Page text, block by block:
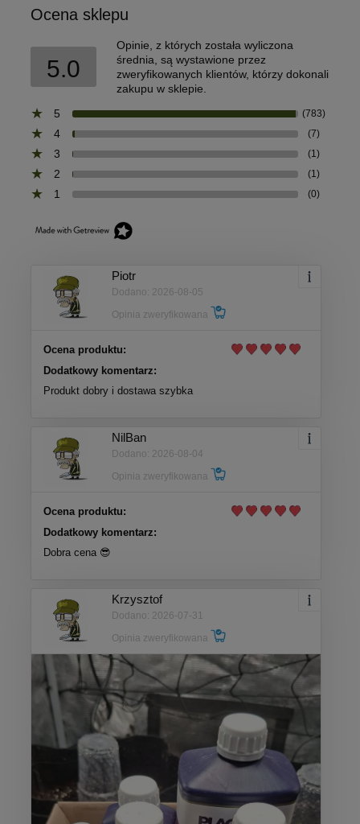
Ocena sklepu
5.0
Opinie, z których została wyliczona
średnia, są wystawione przez
zweryfikowanych klientów, którzy dokonali
zakupu w sklepie.
5
(783)
4 (7)
3 (1)
2 (1)
1 (0)
Piotr
Dodano: 2026-08-05
Opinia zweryfikowana
Ocena produktu:
Dodatkowy komentarz:
Produkt dobry i dostawa szybka
NilBan
Dodano: 2026-08-04
Opinia zweryfikowana
Ocena produktu:
Dodatkowy komentarz:
Dobra cena 😎
Krzysztof
Dodano: 2026-07-31
Opinia zweryfikowana